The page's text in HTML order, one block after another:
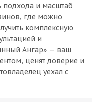
подхода и масштаб
где можно
комплексную
и
Ангар» — ваш
ценят доверие и
уехал с